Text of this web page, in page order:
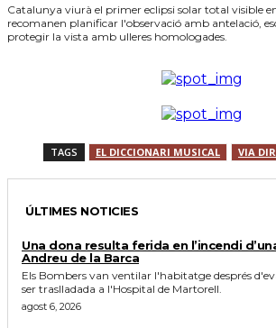
Catalunya viurà el primer eclipsi solar total visible
recomanen planificar l'observació amb antelació,
protegir la vista amb ulleres homologades.
TAGS EL DICCIONARI MUSICAL VIA
ÚLTIMES NOTICIES
Una dona resulta ferida en l’incendi
Andreu de la Barca
Els Bombers van ventilar l'habitatge després
ser traslladada a l'Hospital de Martorell.
agost 6, 2026